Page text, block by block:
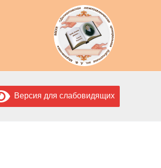
Версия для слабовидящих